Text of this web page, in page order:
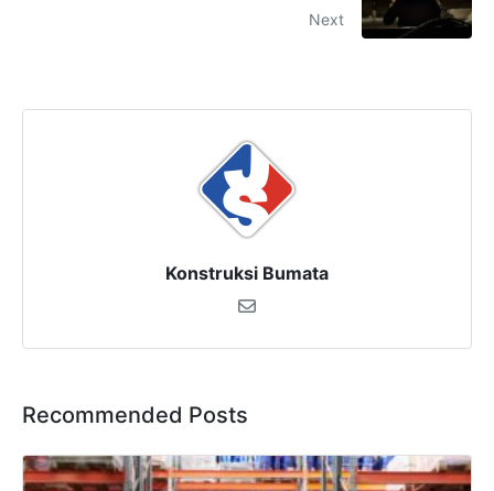
Next
Konstruksi Bumata
Recommended Posts